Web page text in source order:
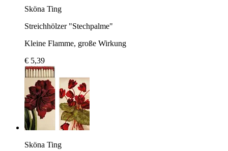
Sköna Ting
Streichhölzer "Stechpalme"
Kleine Flamme, große Wirkung
€ 5,39
Sköna Ting